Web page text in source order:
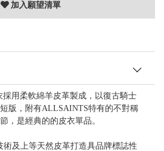
加入願望清單
採用柔軟綿羊皮革製成，以復古騎士
版，附有ALLSAINTS特有的不對稱
，是經典的的皮衣單品。
及上等天然皮革打造具品牌標誌性